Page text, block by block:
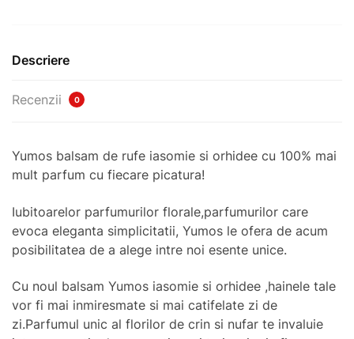
Descriere
Recenzii 0
Yumos balsam de rufe iasomie si orhidee cu 100% mai
mult parfum cu fiecare picatura!
Iubitoarelor parfumurilor florale,parfumurilor care
evoca eleganta simplicitatii, Yumos le ofera de acum
posibilitatea de a alege intre noi esente unice.
Cu noul balsam Yumos iasomie si orhidee ,hainele tale
vor fi mai inmiresmate si mai catifelate zi de
zi.Parfumul unic al florilor de crin si nufar te invaluie